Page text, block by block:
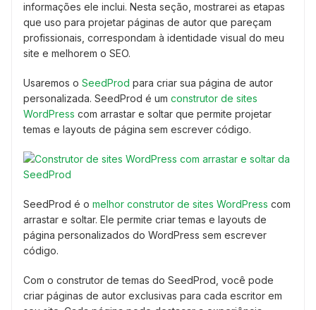
informações ele inclui. Nesta seção, mostrarei as etapas
que uso para projetar páginas de autor que pareçam
profissionais, correspondam à identidade visual do meu
site e melhorem o SEO.
Usaremos o SeedProd para criar sua página de autor
personalizada. SeedProd é um construtor de sites
WordPress com arrastar e soltar que permite projetar
temas e layouts de página sem escrever código.
SeedProd é o melhor construtor de sites WordPress com
arrastar e soltar. Ele permite criar temas e layouts de
página personalizados do WordPress sem escrever
código.
Com o construtor de temas do SeedProd, você pode
criar páginas de autor exclusivas para cada escritor em